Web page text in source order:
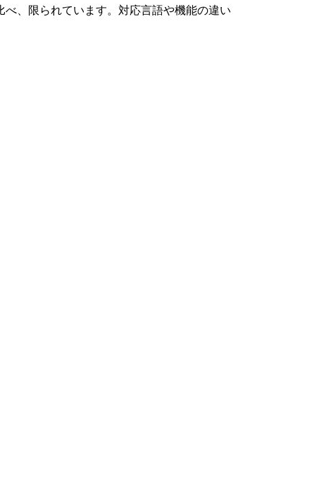
、限られています。対応言語や機能の違い